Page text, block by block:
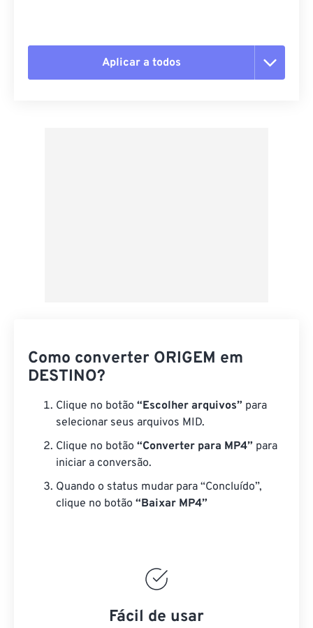
Aplicar a todos
Como converter ORIGEM em
DESTINO?
Clique no botão “Escolher arquivos” para
selecionar seus arquivos MID.
Clique no botão “Converter para MP4” para
iniciar a conversão.
Quando o status mudar para “Concluído”,
clique no botão “Baixar MP4”
Fácil de usar